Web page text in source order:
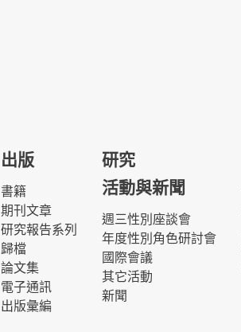
出版
書籍
期刊文章
研究報告系列
歸檔
論文集
電子通訊
出版彙編
研究
活動與新聞
週三性別座談會
年度性別角色研討會
國際會議
其它活動
新聞